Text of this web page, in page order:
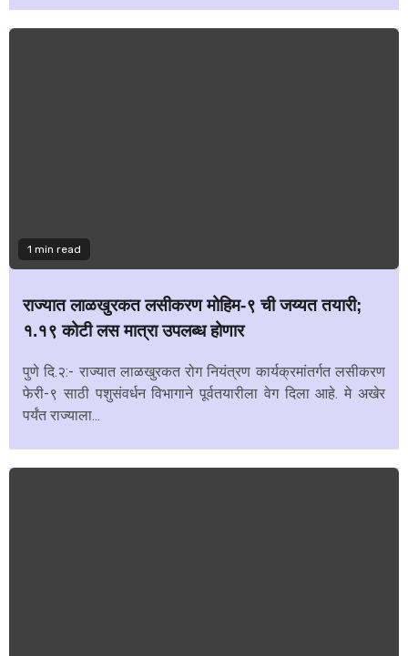
1 min read
राज्यात लाळखुरकत लसीकरण मोहिम-९ ची जय्यत तयारी;
१.१९ कोटी लस मात्रा उपलब्ध होणार
पुणे दि.२:- राज्यात लाळखुरकत रोग नियंत्रण कार्यक्रमांतर्गत लसीकरण
फेरी-९ साठी पशुसंवर्धन विभागाने पूर्वतयारीला वेग दिला आहे. मे अखेर
पर्यंत राज्याला...